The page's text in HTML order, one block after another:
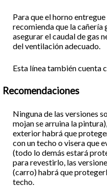
Para que el horno
recomienda que la cañería
asegurar el caudal de gas
del ventilación adecuado.
Esta línea también cuenta
Recomendaciones
Ninguna de las versiones
mojan se arruina la
exterior habrá que
con un techo o visera que
(todo lo demás estará
para revestirlo, las
(carro) habrá que
techo.